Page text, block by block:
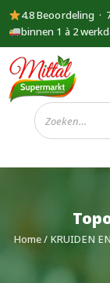
4.8 Beoordeling ·
binnen 1 à 2
Supermarkt
Mittal
Home/ KRUIDEN